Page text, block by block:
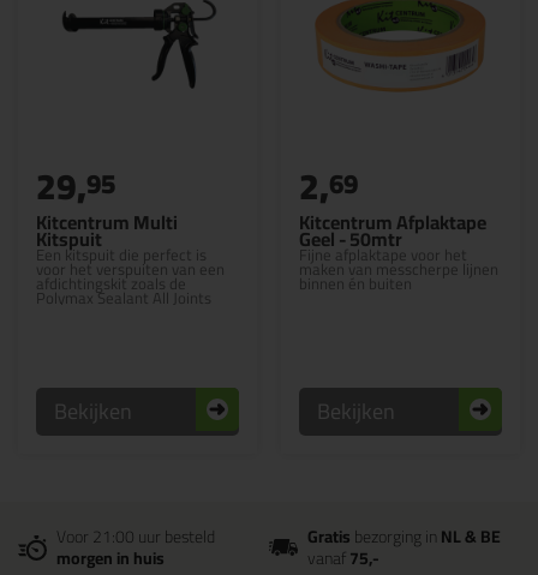
Kitcentrum Multi
Kitspuit
Een kitspuit die perfect is
voor het verspuiten van een
afdichtingskit zoals de
Polymax Sealant All Joints
29,95
Bekijken
Kitcentrum Afplaktape
Geel - 50mtr
Fijne afplaktape voor het
maken van messcherpe lijnen
binnen én buiten
2,69
Bekijken
Voor 21:00 uur besteld
morgen in huis
Gratisbezorging inNL & BE
vanaf75,-